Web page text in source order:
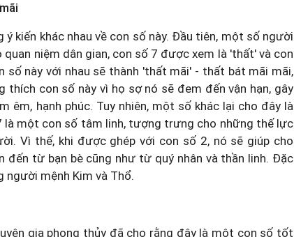
ý kiến khác nhau về con số này. Đầu tiên, một số người
niệm dân gian, con số 7 được xem là 'thất' và con
số này với nhau sẽ thành 'thất mãi' - thất bát mãi mãi,
con số này vì họ sợ nó sẽ đem đến vận hạn, gây
êm, hạnh phúc. Tuy nhiên, một số khác lại cho đây là
một con số tâm linh, tượng trưng cho những thế lực
Vì thế, khi được ghép với con số 2, nó sẽ giúp cho
từ bạn bè cũng như từ quý nhân và thần linh. Đặc
người mệnh Kim và Thổ.
gia phong thủy đã cho rằng đây là một con số tốt